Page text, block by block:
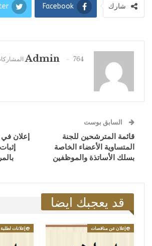
شارك Facebook
Admin 764 المشاركات
السابق بوست
قائمة المترشحين للجنة
المتساوية الأعضاء الخاصة
بسلك الأساتذة والموظفين
إعلان
قد يعجبك ايضا
@إعلان عن مناقصات @إعلانات